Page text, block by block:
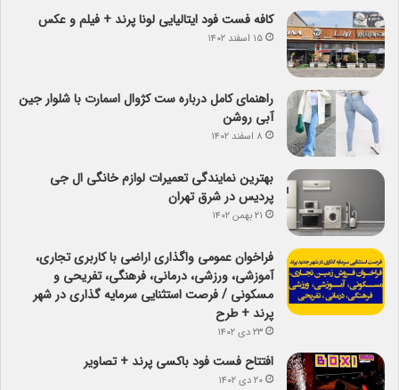
کافه فست فود ایتالیایی لونا پرند + فیلم و عکس
۱۵ اسفند ۱۴۰۲
راهنمای کامل درباره ست کژوال اسمارت با شلوار جین
آبی روشن
۸ اسفند ۱۴۰۲
بهترین نمایندگی تعمیرات لوازم خانگی ال جی
پردیس در شرق تهران
۲۱ بهمن ۱۴۰۲
فراخوان عمومی واگذاری اراضی با کاربری تجاری،
آموزشی، ورزشی، درمانی، فرهنگی، تفریحی و
مسکونی / فرصت استثنایی سرمایه گذاری در شهر
پرند + طرح
۲۳ دی ۱۴۰۲
افتتاح فست فود باکسی پرند + تصاویر
۲۰ دی ۱۴۰۲